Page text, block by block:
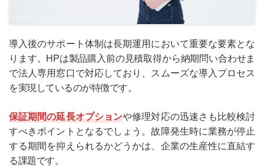
導入後のサポート体制は長期運用において重要な要素とな
ります。HPは製品購入前の見積取得から納期問い合わせま
で法人専用窓口で対応しており、スムーズな導入プロセス
を実現しているのが特徴です。
保証期間の延長オプションや修理対応の迅速さも比較検討
すべきポイントとなるでしょう。故障発生時に業務が停止
する期間を抑えられるかどうかは、企業の生産性に直結す
る課題です。